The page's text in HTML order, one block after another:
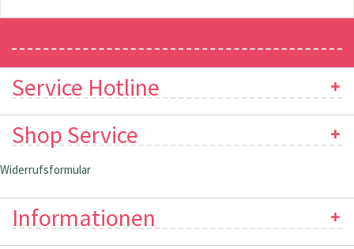
Service Hotline
Shop Service
Widerrufsformular
Informationen